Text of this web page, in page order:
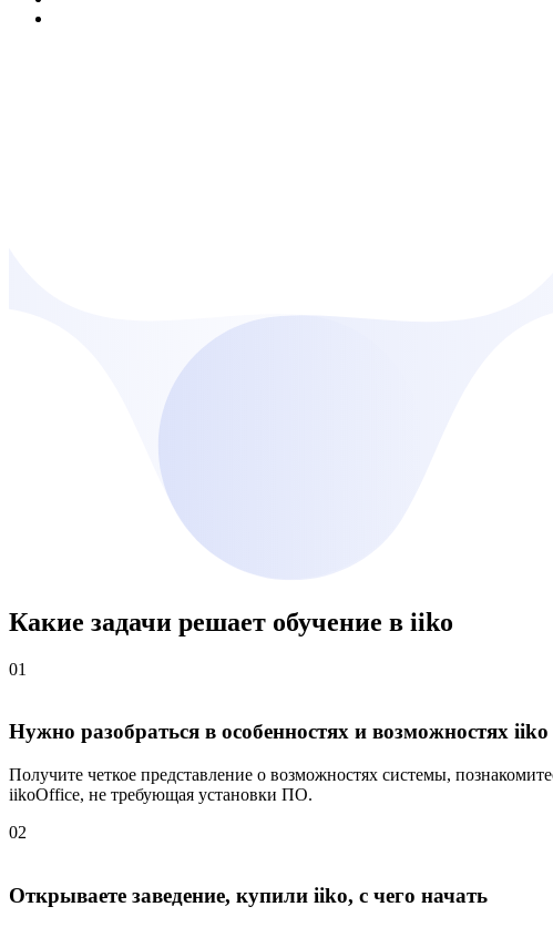
Какие задачи решает обучение в iiko
01
Нужно разобраться в особенностях и возможностях iiko
Получите четкое представление о возможностях системы,
iikoOffice, не требующая установки ПО.
02
Открываете заведение, купили iiko, с чего начать